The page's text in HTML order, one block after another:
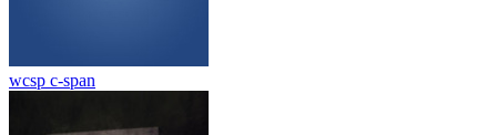
wcsp c-span